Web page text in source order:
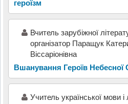
героїзм
Вчитель зарубіжної
організатор Паращук
Віссаріонівна
Вшанування Героїв Небесної
Учитель української мови і